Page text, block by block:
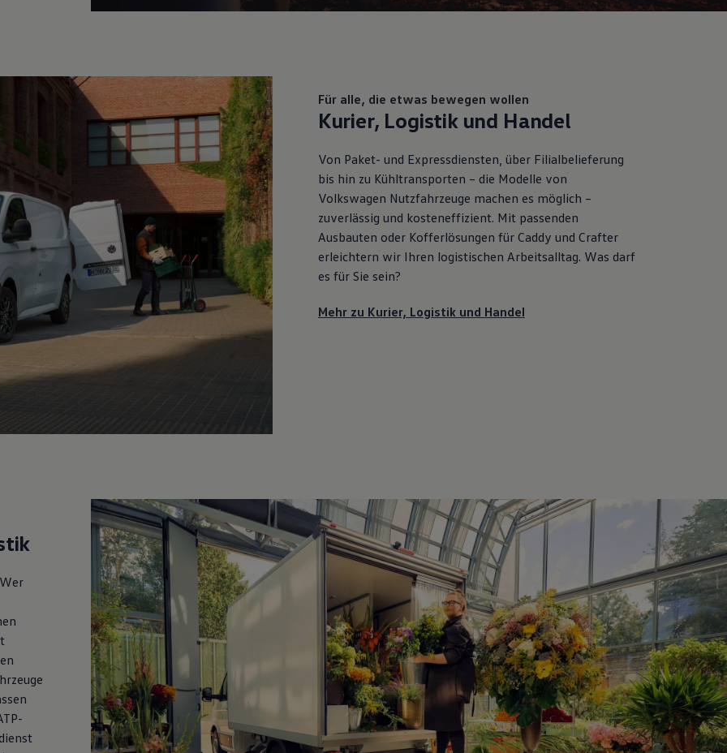
Für alle, die etwas bewegen wollen
Kurier, Logistik und Handel
Von Paket- und Expressdiensten, über Filialbelieferung
bis hin zu Kühltransporten – die Modelle von
Volkswagen Nutzfahrzeuge machen es möglich –
zuverlässig und kosteneffizient. Mit passenden
Ausbauten oder Kofferlösungen für Caddy und Crafter
erleichtern wir Ihren logistischen Arbeitsalltag. Was darf
es für Sie sein?
Mehr zu Kurier, Logistik und Handel